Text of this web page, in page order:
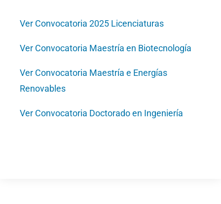
Ver Convocatoria 2025 Licenciaturas
Ver Convocatoria Maestría en Biotecnología
Ver Convocatoria Maestría e Energías
Renovables
Ver Convocatoria Doctorado en Ingeniería